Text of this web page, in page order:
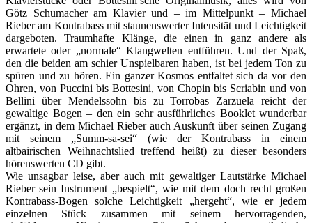
Götz Schumacher am Klavier und – im Mittelpunkt – Michael
Rieber am Kontrabass mit staunenswerter Intensität und Leichtigkeit
dargeboten. Traumhafte Klänge, die einen in ganz andere als
erwartete oder „normale“ Klangwelten entführen. Und der Spaß,
den die beiden am schier Unspielbaren haben, ist bei jedem Ton zu
spüren und zu hören. Ein ganzer Kosmos entfaltet sich da vor den
Ohren, von Puccini bis Bottesini, von Chopin bis Scriabin und von
Bellini über Mendelssohn bis zu Torrobas Zarzuela reicht der
gewaltige Bogen – den ein sehr ausführliches Booklet wunderbar
ergänzt, in dem Michael Rieber auch Auskunft über seinen Zugang
mit seinem „Summ-sa-sei“ (wie der Kontrabass in einem
altbairischen Weihnachtslied treffend heißt) zu dieser besonders
hörenswerten CD gibt.
Wie unsagbar leise, aber auch mit gewaltiger Lautstärke Michael
Rieber sein Instrument „bespielt“, wie mit dem doch recht großen
Kontrabass-Bogen solche Leichtigkeit „hergeht“, wie er jedem
einzelnen Stück zusammen mit seinem hervorragenden,